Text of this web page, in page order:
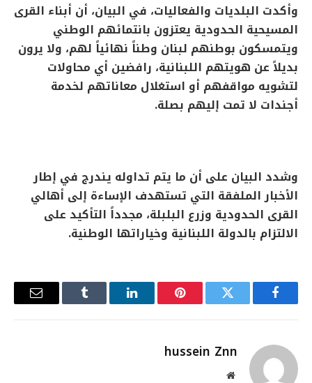
وأكدت البلديات والفعاليات، في البيان، أن أبناء القرى
المسيحية الحدودية يعتزون بانتمائهم الوطني
ويتمسكون بوطنهم لبنان وطناً نهائياً لهم، ولا يرون
بديلاً عن هويتهم اللبنانية، رافضين أي محاولات
لتشويه مواقفهم أو استغلال معاناتهم لخدمة
أجندات لا تمت إليهم بصلة.
وشدد البيان على أن ما يتم تداوله يندرج في إطار
الأخبار الملفقة التي تستهدف الإساءة إلى أهالي
القرى الحدودية وزرع البلبلة، مجدداً التأكيد على
الالتزام بالدولة اللبنانية وخياراتها الوطنية.
فيسبوك تويتر بينتيريستلينكدإن Tumblr
البريد
hussein Znn
موقع